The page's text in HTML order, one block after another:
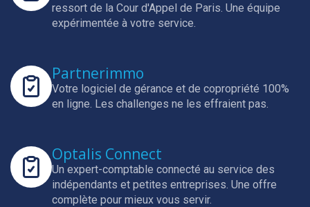
ressort de la Cour d'Appel de Paris. Une équipe
expérimentée à votre service.
Partnerimmo
Votre logiciel de gérance et de copropriété 100%
en ligne. Les challenges ne les effraient pas.
Optalis Connect
Un expert-comptable connecté au service des
indépendants et petites entreprises. Une offre
complète pour mieux vous servir.